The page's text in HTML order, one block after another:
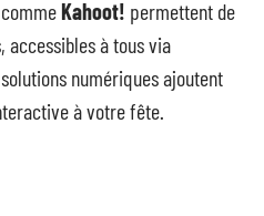
Kahoot! permettent de
accessibles à tous via
numériques ajoutent
à votre fête.